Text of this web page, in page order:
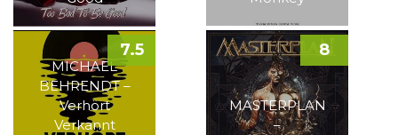
MICHAEL
BEHRENDT –
Verhört
Verkannt
7.5
MASTERPLAN
–
8